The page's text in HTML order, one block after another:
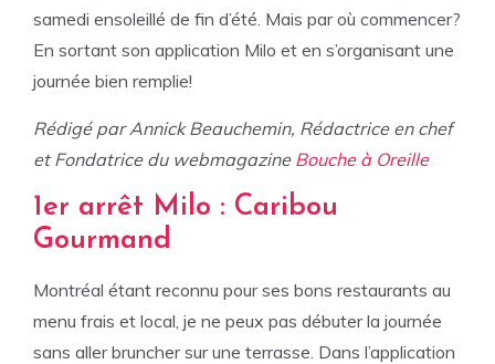
samedi ensoleillé de fin d’été. Mais par où commencer?
En sortant son application Milo et en s’organisant une
journée bien remplie!
Rédigé par Annick Beauchemin, Rédactrice en chef
et Fondatrice du webmagazine Bouche à Oreille
1er arrêt Milo : Caribou
Gourmand
Montréal étant reconnu pour ses bons restaurants au
menu frais et local, je ne peux pas débuter la journée
sans aller bruncher sur une terrasse. Dans l’application